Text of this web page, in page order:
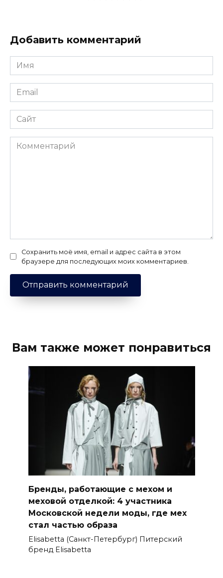
Добавить комментарий
Имя
*
Email
*
Сайт
Комментарий
Сохранить моё имя, email и адрес сайта в этом
браузере для последующих моих комментариев.
Вам также может понравиться
Бренды, работающие с мехом и
меховой отделкой: 4 участника
Московской недели моды, где мех
стал частью образа
Elisabetta (Санкт-Петербург) Питерский
бренд Elisabetta